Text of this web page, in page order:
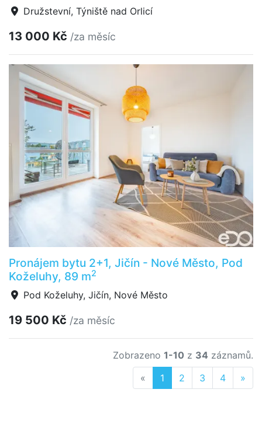
Družstevní, Týniště nad Orlicí
13 000 Kč /za měsíc
Pronájem bytu 2+1, Jičín - Nové Město, Pod
Koželuhy, 89 m2
Pod Koželuhy, Jičín, Nové Město
19 500 Kč /za měsíc
Zobrazeno 1-10 z 34 záznamů.
« Previous
1 2 3 4 »